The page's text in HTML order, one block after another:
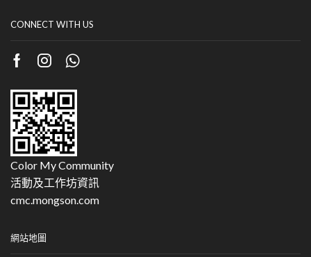
CONNECT WITH US
Color My Community
活動及工作坊資訊
cmc.mongson.com
網站地圖